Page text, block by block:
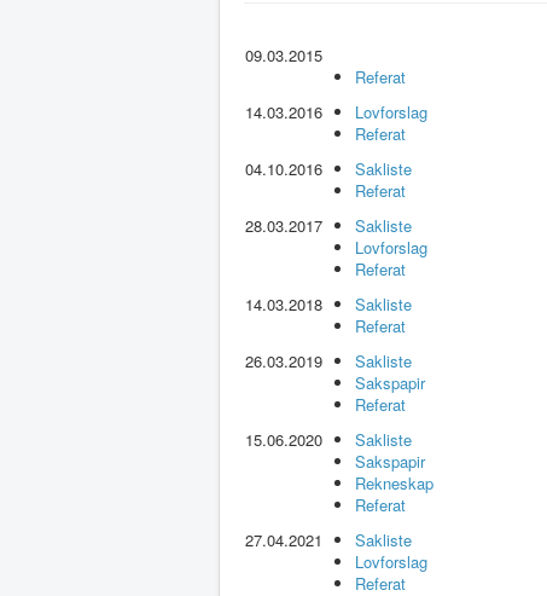
09.03.2015
Referat
14.03.2016
Lovforslag
Referat
04.10.2016
Sakliste
Referat
28.03.2017
Sakliste
Lovforslag
Referat
14.03.2018
Sakliste
Referat
26.03.2019
Sakliste
Sakspapir
Referat
15.06.2020
Sakliste
Sakspapir
Rekneskap
Referat
27.04.2021
Sakliste
Lovforslag
Referat